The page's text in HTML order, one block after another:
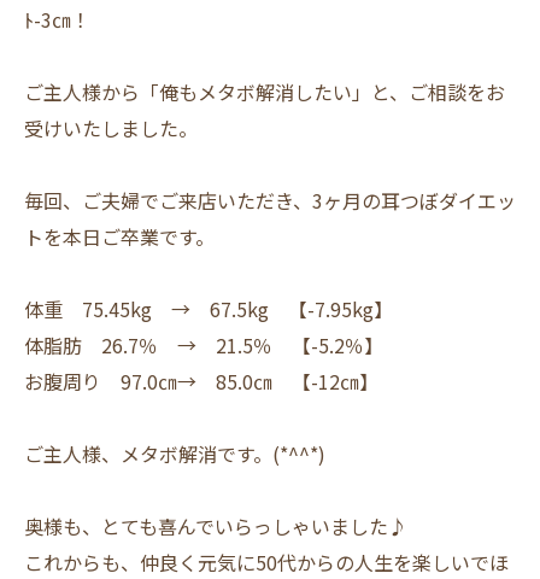
ﾄ-3㎝！
ご主人様から「俺もメタボ解消したい」と、ご相談をお
受けいたしました。
毎回、ご夫婦でご来店いただき、3ヶ月の耳つぼダイエッ
トを本日ご卒業です。
体重 75.45kg → 67.5kg 【-7.95kg】
体脂肪 26.7％ → 21.5％ 【-5.2％】
お腹周り 97.0㎝→ 85.0㎝ 【-12㎝】
ご主人様、メタボ解消です。(*^^*)
奥様も、とても喜んでいらっしゃいました♪
これからも、仲良く元気に50代からの人生を楽しいでほ